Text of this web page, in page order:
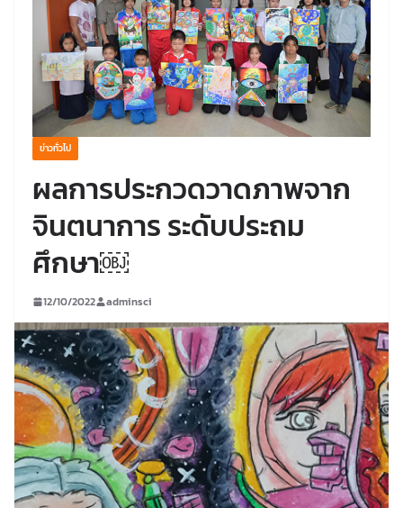
ข่าวทั่วไป
ผลการประกวดวาดภาพจาก
จินตนาการ ระดับประถม
ศึกษา￼
12/10/2022 adminsci